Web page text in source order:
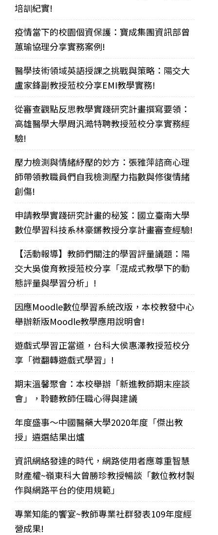
培訓紀實!
疫情當下的校園個資保護：寶成集團資訊部曾
蕙瑜協理分享實務案例!
醫學技術領域英語授課之挑戰與策略：陽交大
盧家鋒副教授蒞校分享EMI教學實務!
從審查觀點反思教學實踐研究計畫撰寫要領：
高雄醫學大學周汎澔特聘教授蒞校分享實務經
驗!
壓力檢測與情緒紓壓的妙方：張雅萍諮商心理
師帶領教職員們自我檢測壓力指數與修復情緒
創傷!
申請教學實踐研究計畫的秘笈：國立臺南大學
數位學習科技系林豪鏘教授分享計畫審查經驗!
【活動報導】教師們關注的學習評量議題：陽
交大吳俊育教授蒞校分享「混成式教學下的動
態評量與學習分析」!
因應Moodle數位學習系統改版，本校教發中心
舉辦新版Moodle教學應用說明會!
遊戲式學習正當道，台科大侯惠澤教授蒞校分
享「微翻轉遊戲式學習」!
期末溫馨聚會：本校舉辦「新進教師期末座談
會」，聆聽教師任職心得與建議
年度盛事～中國醫藥大學2020年度「傑出教
授」遴選結果出爐
資訊網絡發達的時代，網路使用者應尊重智慧
財產權~嶺東科大曾勝珍教授暢談「數位教材製
作與網路平台的使用規範」
專業知能的饗宴~教師專業社群發表109年度經
營成果!